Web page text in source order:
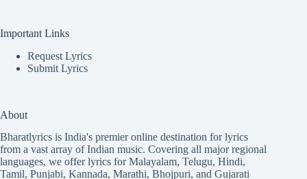
Important Links
Request Lyrics
Submit Lyrics
About
Bharatlyrics is India's premier online destination for lyrics
from a vast array of Indian music. Covering all major regional
languages, we offer lyrics forMalayalam, Telugu, Hindi,
Tamil, Punjabi, Kannada, Marathi, Bhojpuri, and Gujarati